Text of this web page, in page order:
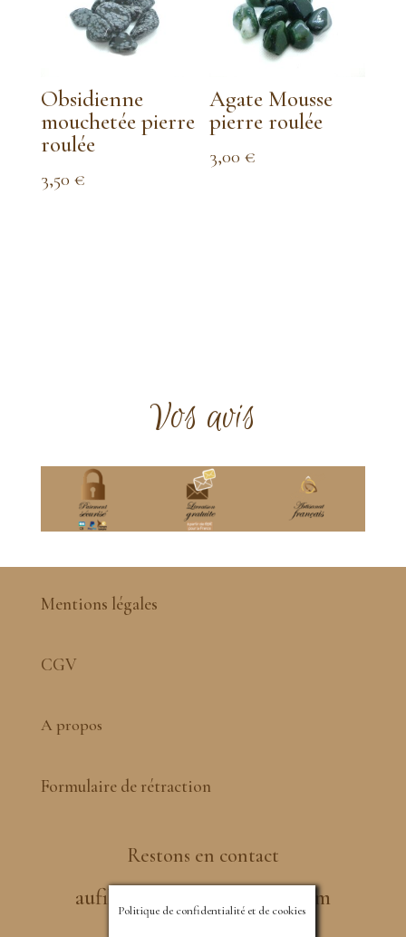
6,00 €
Obsidienne
mouchetée pierre
roulée
3,50 €
Agate Mousse
pierre roulée
3,00€
Vos avis
Mentions légales
CGV
A propos
Formulaire de rétraction
Restons en contact
aufildesmineraux@gmail.com
Politique de confidentialité et de cookies